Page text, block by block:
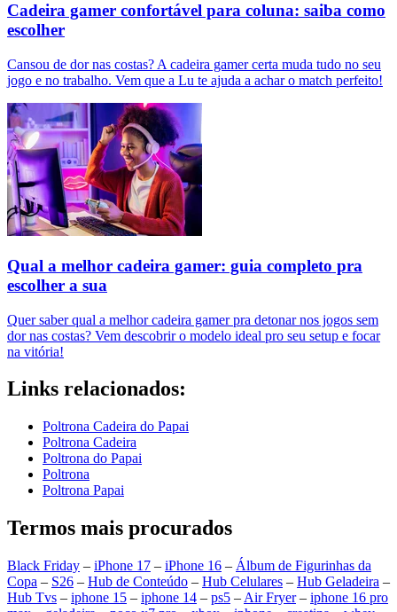
Cadeira gamer confortável para coluna: saiba como
escolher
Cansou de dor nas costas? A cadeira gamer certa muda tudo no seu
jogo e no trabalho. Vem que a Lu te ajuda a achar o match perfeito!
Qual a melhor cadeira gamer: guia completo pra
escolher a sua
Quer saber qual a melhor cadeira gamer pra detonar nos jogos sem
dor nas costas? Vem descobrir o modelo ideal pro seu setup e focar
na vitória!
Links relacionados:
Poltrona Cadeira do Papai
Poltrona Cadeira
Poltrona do Papai
Poltrona
Poltrona Papai
Termos mais procurados
Black Friday – iPhone 17 – iPhone 16 – Álbum de Figurinhas da
Copa – S26 – Hub de Conteúdo – Hub Celulares – Hub Geladeira –
Hub Tvs – iphone 15 – iphone 14 – ps5 – Air Fryer– iphone 16 pro